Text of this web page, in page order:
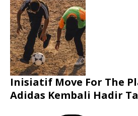
Inisiatif Move For The
Adidas Kembali Hadir